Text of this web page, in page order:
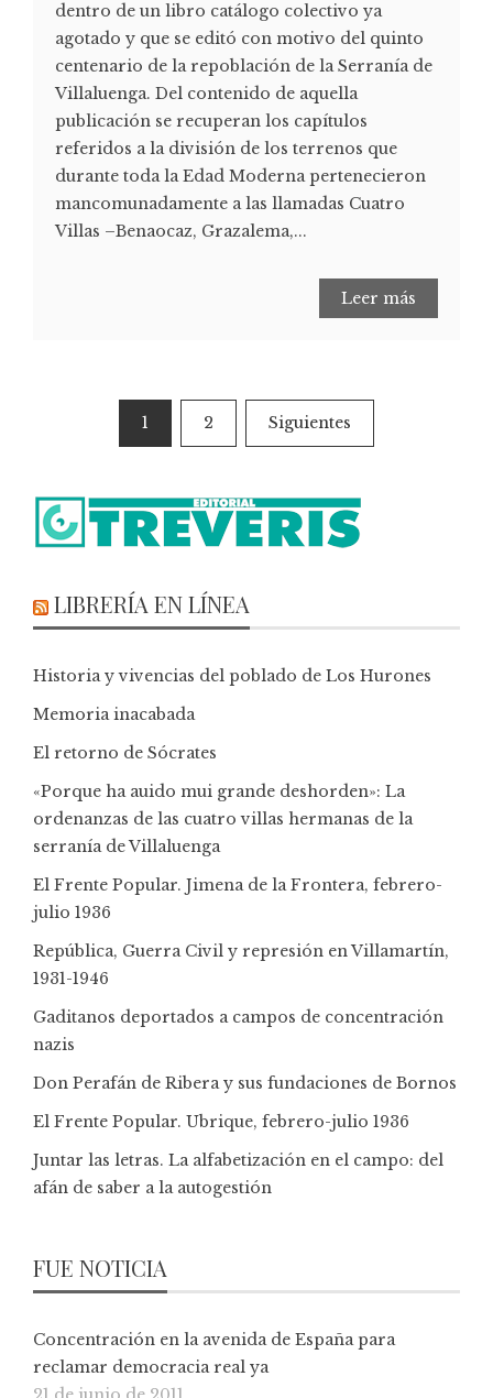
dentro de un libro catálogo colectivo ya
agotado y que se editó con motivo del quinto
centenario de la repoblación de la Serranía de
Villaluenga. Del contenido de aquella
publicación se recuperan los capítulos
referidos a la división de los terrenos que
durante toda la Edad Moderna pertenecieron
mancomunadamente a las llamadas Cuatro
Villas –Benaocaz, Grazalema,...
Leer más
1 2 Siguientes
LIBRERÍA EN LÍNEA
Historia y vivencias del poblado de Los Hurones
Memoria inacabada
El retorno de Sócrates
«Porque ha auido mui grande deshorden»: La
ordenanzas de las cuatro villas hermanas de la
serranía de Villaluenga
El Frente Popular. Jimena de la Frontera, febrero-
julio 1936
República, Guerra Civil y represión en Villamartín,
1931-1946
Gaditanos deportados a campos de concentración
nazis
Don Perafán de Ribera y sus fundaciones de Bornos
El Frente Popular. Ubrique, febrero-julio 1936
Juntar las letras. La alfabetización en el campo: del
afán de saber a la autogestión
FUE NOTICIA
Concentración en la avenida de España para
reclamar democracia real ya